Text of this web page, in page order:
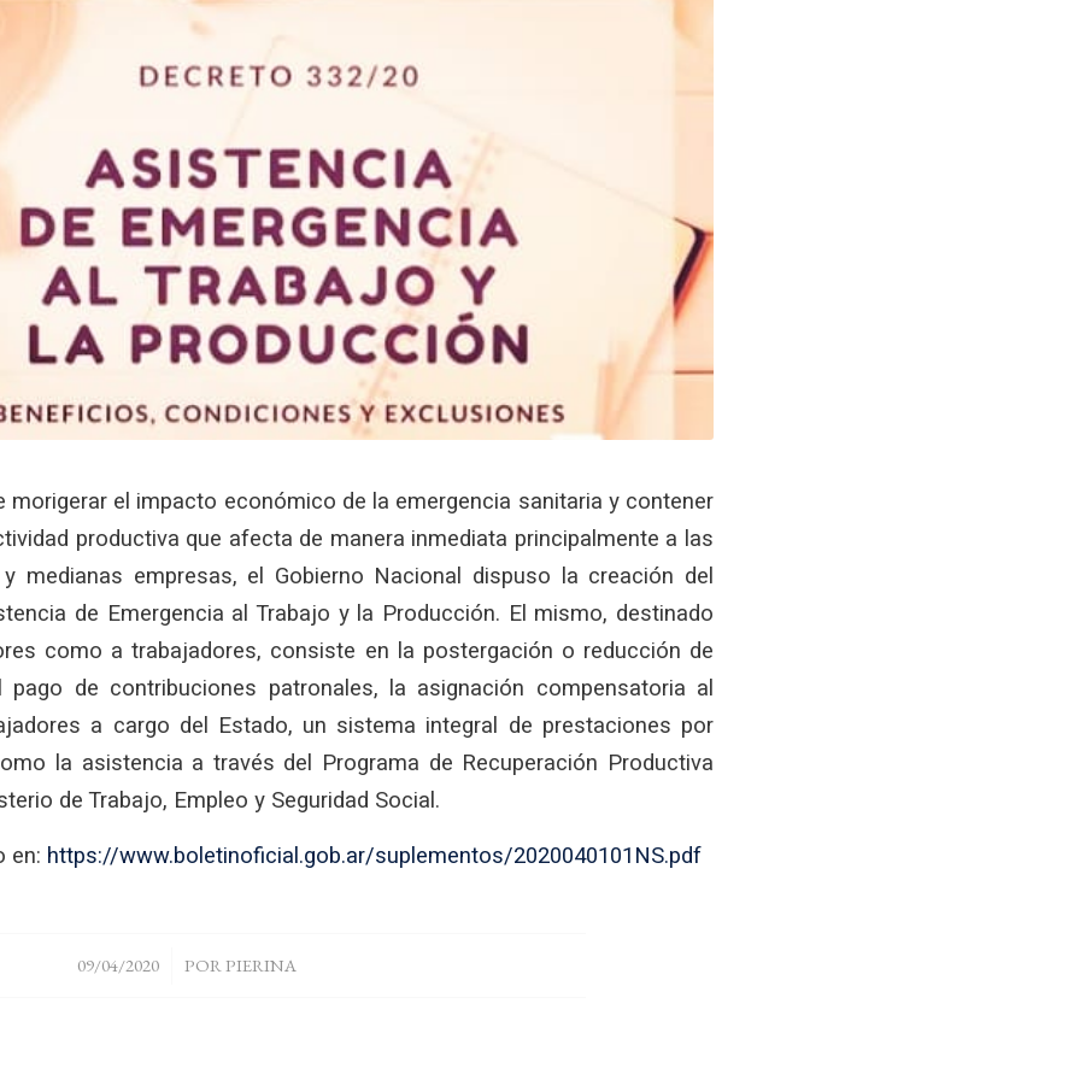
morigerar el impacto económico de la emergencia sanitaria y contener
productiva que afecta de manera inmediata principalmente a las
medianas empresas, el Gobierno Nacional dispuso la creación del
de Emergencia al Trabajo y la Producción. El mismo, destinado
como a trabajadores, consiste en la postergación o reducción de
de contribuciones patronales, la asignación compensatoria al
a cargo del Estado, un sistema integral de prestaciones por
la asistencia a través del Programa de Recuperación Productiva
de Trabajo, Empleo y Seguridad Social.
en: https://www.boletinoficial.gob.ar/suplementos/2020040101NS.pdf
09/04/2020
/ PORPIERINA